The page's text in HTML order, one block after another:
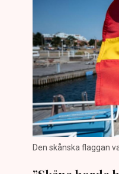
Den skånska flaggan